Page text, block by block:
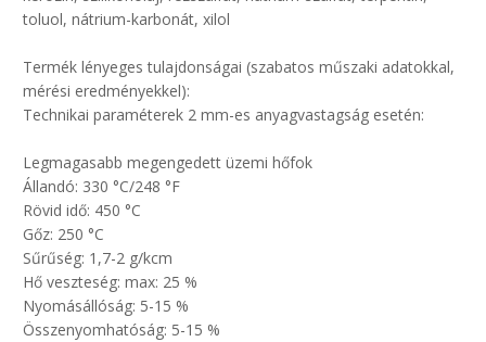
toluol, nátrium-karbonát, xilol
Termék lényeges tulajdonságai (szabatos műszaki adatokkal,
mérési eredményekkel):
Technikai paraméterek 2 mm-es anyagvastagság esetén:
Legmagasabb megengedett üzemi hőfok
Állandó: 330 °C/248 °F
Rövid idő: 450 °C
Gőz: 250 °C
Sűrűség: 1,7-2 g/kcm
Hő veszteség: max: 25 %
Nyomásállóság: 5-15 %
Összenyomhatóság: 5-15 %